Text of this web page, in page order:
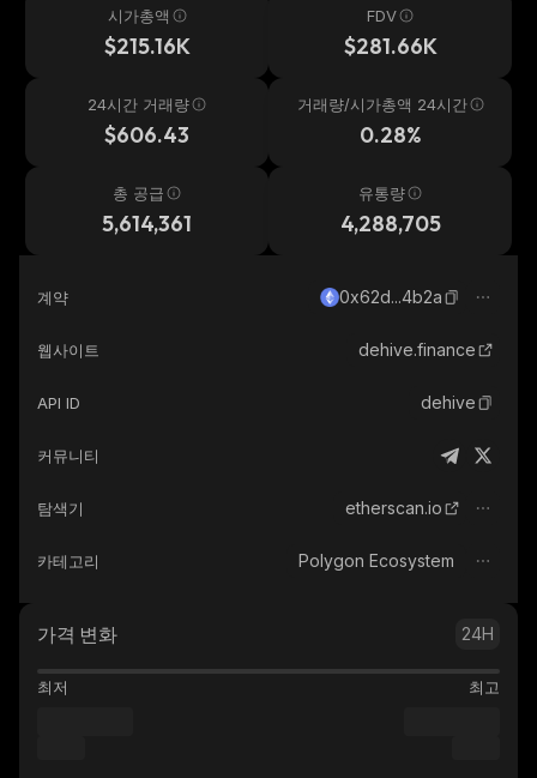
시가총액
$215.16K
FDV
$281.66K
24시간 거래량
$606.43
거래량/시가총액 24시간
0.28%
총 공급
5,614,361
유통량
4,288,705
계약 0x62d...4b2a
웹사이트 dehive.finance
API ID dehive
커뮤니티
탐색기 etherscan.io
카테고리 Polygon Ecosystem
가격 변화 24H
최저 최고